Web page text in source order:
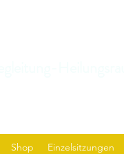
Shop Einzelsitzungen